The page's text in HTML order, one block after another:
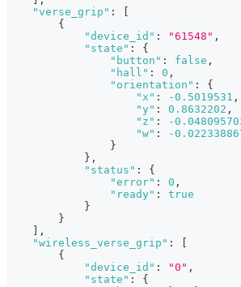
"verse_grip" :
{
"device_id" : "61548" ,
"state" :
{
"button" : false ,
"hall" : 0 ,
"orientation" :
{
"x" : -0.5019531 ,
"y" : 0.8632202 ,
"z" : -
"w" :
-
}
} ,
"status" :
{
"error" : 0 ,
"ready" :
true
}
}
,
"wireless_verse_grip" :
{
"device_id" : "0" ,
"state" :
{